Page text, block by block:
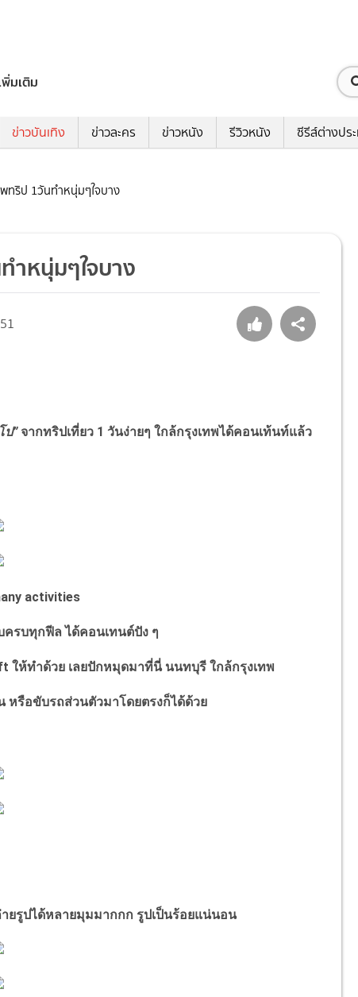
พิ่มเติม
ข่าวบันเทิง ข่าวละคร ข่าวหนัง รีวิวหนัง ซีรีส์ต่างปร
ทริป 1วันทำหนุ่มๆใจบาง
ำหนุ่มๆใจบาง
51
ป” จากทริปเที่ยว 1 วันง่ายๆ ใกล้กรุงเทพได้คอนเท้นท์แล้ว
activities
รบทุกฟีล ได้คอนเทนต์ปัง ๆ
ให้ทำด้วย เลยปักหมุดมาที่นี่ นนทบุรี ใกล้กรุงเทพ
หรือขับรถส่วนตัวมาโดยตรงก็ได้ด้วย
ยรูปได้หลายมุมมากกก รูปเป็นร้อยแน่นอน